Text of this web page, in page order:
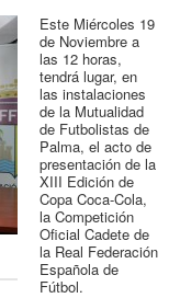
Este Miércoles 19
de Noviembre a
las 12 horas,
tendrá lugar, en
las instalaciones
de la Mutualidad
de Futbolistas de
Palma, el acto de
presentación de la
XIII Edición de
Copa Coca-Cola,
la Competición
Oficial Cadete de
la Real Federación
Española de
Fútbol.